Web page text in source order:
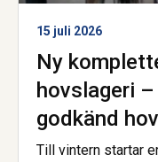
15 juli 2026
Ny
hovslageri
godkänd
Till vintern startar